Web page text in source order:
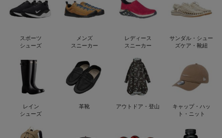
スポーツ
シューズ
メンズ
スニーカー
レディース
スニーカー
サンダル・シュー
ズケア・靴紐
レイン
シューズ
革靴 アウトドア・登山
キャップ・ハッ
ト・ニット